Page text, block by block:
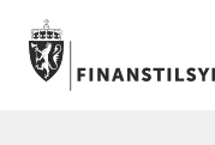
Gå til hovedinnhold
Gå til søkesiden